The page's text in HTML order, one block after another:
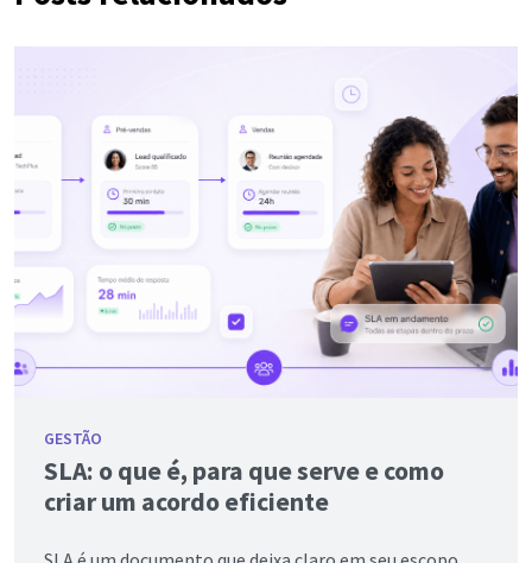
GESTÃO
SLA: o que é, para que serve e como
criar um acordo eficiente